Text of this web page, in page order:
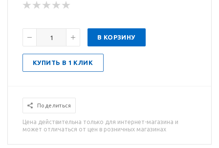
В КОРЗИНУ
КУПИТЬ В 1 КЛИК
Поделиться
Цена действительна только для интернет-магазина и
может отличаться от цен в розничных магазинах